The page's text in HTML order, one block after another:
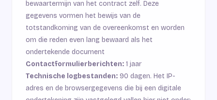
bewaartermijn van het contract zelf. Deze
gegevens vormen het bewijs van de
totstandkoming van de overeenkomst en worden
om die reden even lang bewaard als het
ondertekende document
Contactformulierberichten: 1 jaar
Technische logbestanden: 90 dagen. Het IP-
adres en de browsergegevens die bij een digitale